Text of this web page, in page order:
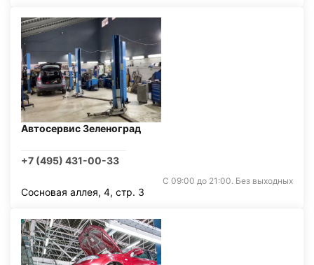
Автосервис Зеленоград
+7 (495) 431-00-33
С 09:00 до 21:00. Без выходных
Сосновая аллея, 4, стр. 3